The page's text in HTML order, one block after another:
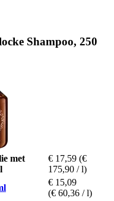
Shampoo, 250
met
€ 17,59 (€
175,90 / l)
€ 15,09
(€ 60,36 / l)